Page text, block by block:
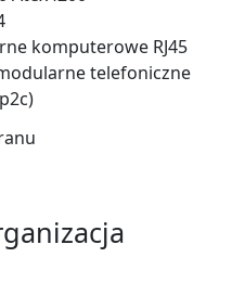
komputerowe RJ45
telefoniczne